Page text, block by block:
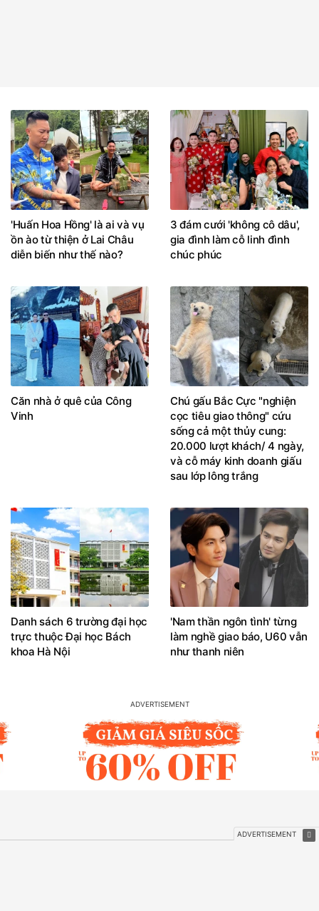
'Huấn Hoa Hồng' là ai và vụ
ồn ào từ thiện ở Lai Châu
diễn biến như thế nào?
3 đám cưới 'không cô dâu',
gia đình làm cỗ linh đình
chúc phúc
Căn nhà ở quê của Công
Vinh
Chú gấu Bắc Cực "nghiện
cọc tiêu giao thông" cứu
sống cả một thủy cung:
20.000 lượt khách/ 4 ngày,
và cỗ máy kinh doanh giấu
sau lớp lông trắng
Danh sách 6 trường đại học
trực thuộc Đại học Bách
khoa Hà Nội
'Nam thần ngôn tình' từng
làm nghề giao báo, U60 vẫn
như thanh niên